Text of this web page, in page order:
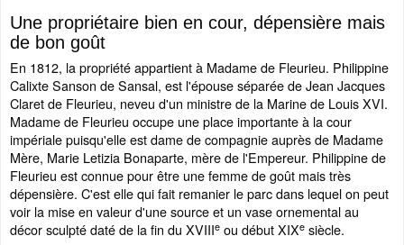
Une propriétaire bien en cour, dépensière mais
de bon goût
En 1812, la propriété appartient à Madame de Fleurieu. Philippine
Calixte Sanson de Sansal, est l'épouse séparée de Jean Jacques
Claret de Fleurieu, neveu d'un ministre de la Marine de Louis XVI.
Madame de Fleurieu occupe une place importante à la cour
impériale puisqu'elle est dame de compagnie auprès de Madame
Mère, Marie Letizia Bonaparte, mère de l'Empereur. Philippine de
Fleurieu est connue pour être une femme de goût mais très
dépensière. C'est elle qui fait remanier le parc dans lequel on peut
voir la mise en valeur d'une source et un vase ornemental au
décor sculpté daté de la fin du XVIIIe ou début XIXe siècle.